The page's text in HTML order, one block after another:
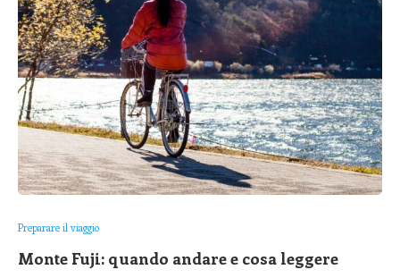
Preparare il viaggio
Monte Fuji: quando andare e cosa leggere